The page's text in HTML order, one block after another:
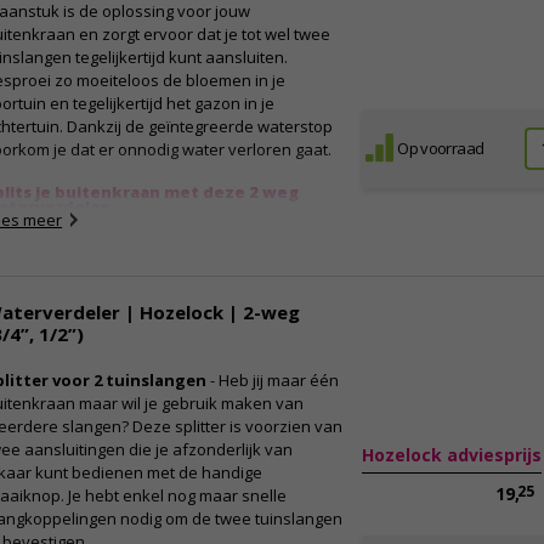
is de oplossing voor jouw
en zorgt ervoor dat je tot wel twee
tegelijkertijd kunt aansluiten.
zo moeiteloos de bloemen in je
en tegelijkertijd het gazon in je
Dankzij de geïntegreerde waterstop
je dat er onnodig water verloren gaat.
je buitenkraan met deze 2 weg
deze waterverdeler haal jij meer uit je
te splitsen en biedt zo twee
voor gelijktijdige aansluiting van je
of sproeiers. Reguleer de
helemaal naar wens door zowel
linker- als rechterkant van het kraanstuk af
sluiten. Verlies ook geen druppel water
de geïntegreerde waterstop, die de
automatisch stopt bij het
van de slang. Eenvoudig te
op de meeste 3/4 inch
Met een duurzaam
meer
Op voorraad
| Hozelock | 2-weg
4”, 1/2”)
voor 2 tuinslangen - Heb jij maar één
maar wil je gebruik maken van
slangen? Deze splitter is voorzien van
aansluitingen die je afzonderlijk van
kunt bedienen met de handige
Je hebt enkel nog maar snelle
nodig om de twee tuinslangen
Hozelock adviesprijs
19,25